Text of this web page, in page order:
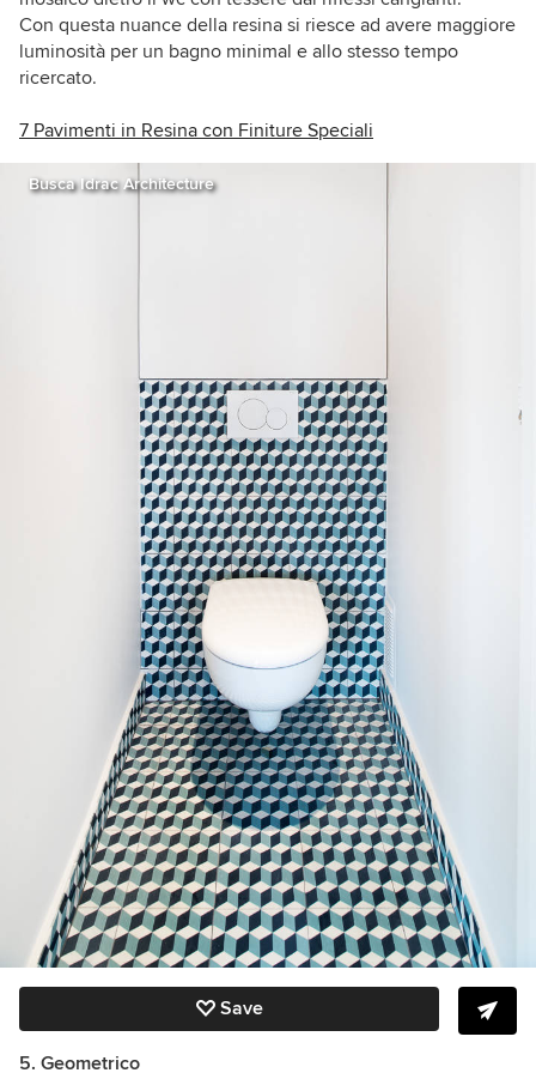
Con questa nuance della resina si riesce ad avere maggiore
luminosità per un bagno minimal e allo stesso tempo
ricercato.
7 Pavimenti in Resina con Finiture Speciali
Busca Idrac Architecture
Save
5. Geometrico